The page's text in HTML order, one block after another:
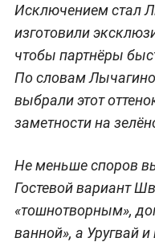
Исключением стал
изготовили
чтобы партнёры
По словам
выбрали этот
заметности на
Не меньше споров
Гостевой вариант
«тошнотворным»,
ванной», а Уругвай